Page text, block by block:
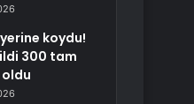
koydu!
300 tam